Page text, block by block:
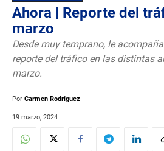
Ahora | Reporte del
marzo
Desde muy temprano, le
reporte del tráfico en las distintas
marzo.
Por Carmen Rodríguez
19 marzo, 2024